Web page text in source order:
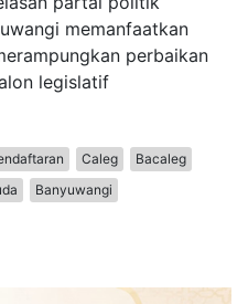
memanfaatkan
perbaikan
legislatif
Caleg
Bacaleg
Banyuwangi